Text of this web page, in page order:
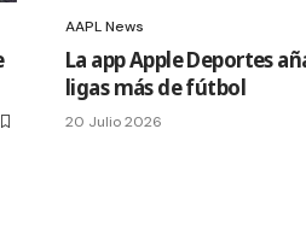
AAPL News
La app Apple Deportes
ligas más de fútbol
20 Julio 2026